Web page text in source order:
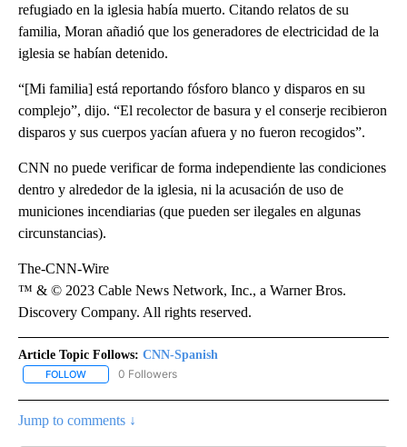
refugiado en la iglesia había muerto. Citando relatos de su
familia, Moran añadió que los generadores de electricidad de la
iglesia se habían detenido.
“[Mi familia] está reportando fósforo blanco y disparos en su
complejo”, dijo. “El recolector de basura y el conserje recibieron
disparos y sus cuerpos yacían afuera y no fueron recogidos”.
CNN no puede verificar de forma independiente las condiciones
dentro y alrededor de la iglesia, ni la acusación de uso de
municiones incendiarias (que pueden ser ilegales en algunas
circunstancias).
The-CNN-Wire
™ & © 2023 Cable News Network, Inc., a Warner Bros.
Discovery Company. All rights reserved.
Article Topic Follows: CNN-Spanish
FOLLOW FOLLOW "CNN-SPANISH" TO RECEIVE NOTIFICATIONS ABOUT
0 Followers
Jump to comments ↓